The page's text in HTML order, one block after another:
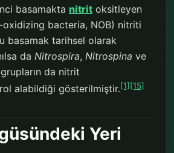
basamakta nitrit oksitleyen
bacteria, NOB) nitriti
basamak tarihsel olarak
da Nitrospira, Nitrospina ve
da nitrit
alabildiği gösterilmiştir.[1] [15]
Yeri